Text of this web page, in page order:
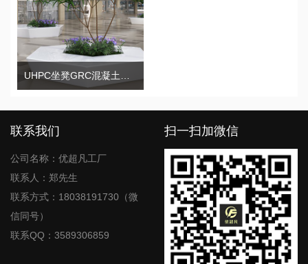
UHPC坐凳GRC混凝土异形树池
联系我们
公司名称：优超凡工厂
联系人：郑先生
联系方式：18038191730（微
信同号）
联系QQ：3589306859
扫一扫加微信